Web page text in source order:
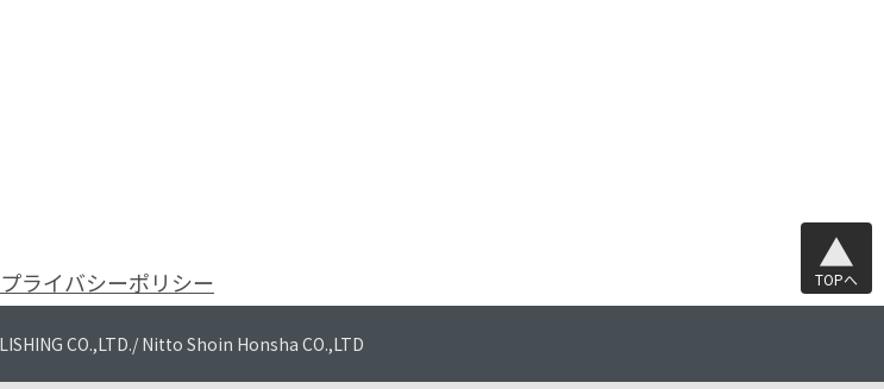
プライバシーポリシー TOPへ
CO.,LTD./ Nitto Shoin Honsha CO.,LTD